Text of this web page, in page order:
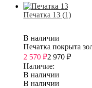
Печатка 13 (1)
В наличии
Печатка покрыта
2 570 ₽2 970 ₽
Наличие:
В наличии
В наличии